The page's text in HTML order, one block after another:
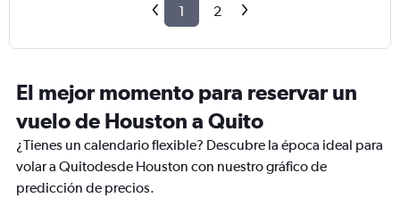
1 2
El mejor momento para reservar un
vuelo de Houston a Quito
¿Tienes un calendario flexible? Descubre la época ideal para
volar a Quitodesde Houston con nuestro gráfico de
predicción de precios.